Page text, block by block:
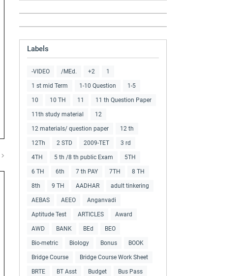
Labels
-VIDEO /MEd. +2 1
1 st mid Term 1-10 Question 1-5
10 10 TH 11 11 th Question Paper
11th study material 12
12 materials/ question paper 12 th
12Th 2 STD 2009-TET 3 rd
4TH 5 th /8 th public Exam 5TH
6 TH 6th 7 th PAY 7TH 8 TH
8th 9 TH AADHAR adult tinkering
AEBAS AEEO Anganvadi
Aptitude Test ARTICLES Award
AWD BANK BEd BEO
Bio-metric Biology Bonus BOOK
Bridge Course Bridge Course Work Sheet
BRTE BT Asst Budget Bus Pass